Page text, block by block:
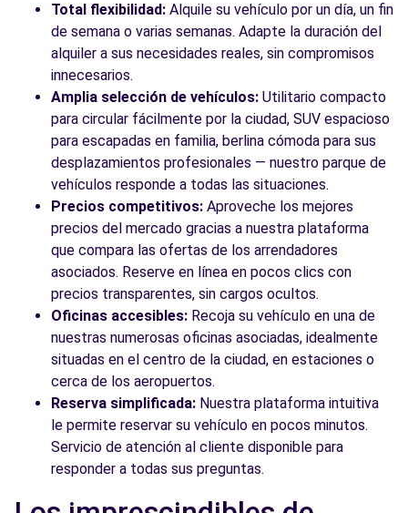
Total flexibilidad: Alquile su vehículo por un día, un fin
de semana o varias semanas. Adapte la duración del
alquiler a sus necesidades reales, sin compromisos
innecesarios.
Amplia selección de vehículos: Utilitario compacto
para circular fácilmente por la ciudad, SUV espacioso
para escapadas en familia, berlina cómoda para sus
desplazamientos profesionales — nuestro parque de
vehículos responde a todas las situaciones.
Precios competitivos: Aproveche los mejores
precios del mercado gracias a nuestra plataforma
que compara las ofertas de los arrendadores
asociados. Reserve en línea en pocos clics con
precios transparentes, sin cargos ocultos.
Oficinas accesibles: Recoja su vehículo en una de
nuestras numerosas oficinas asociadas, idealmente
situadas en el centro de la ciudad, en estaciones o
cerca de los aeropuertos.
Reserva simplificada: Nuestra plataforma intuitiva
le permite reservar su vehículo en pocos minutos.
Servicio de atención al cliente disponible para
responder a todas sus preguntas.